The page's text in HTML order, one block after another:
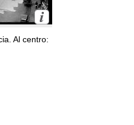
Al centro: